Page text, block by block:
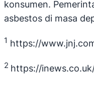
konsumen.
asbestos di masa
1 https://
2 https://